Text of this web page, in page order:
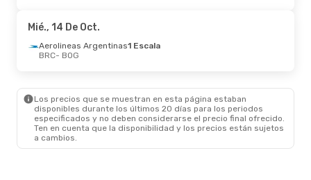
Mié., 14 De Oct.
Aerolineas Argentinas1 Escala
BRC- BOG
Los precios que se muestran en esta página estaban
disponibles durante los últimos 20 días para los periodos
especificados y no deben considerarse el precio final ofrecido.
Ten en cuenta que la disponibilidad y los precios están sujetos
a cambios.